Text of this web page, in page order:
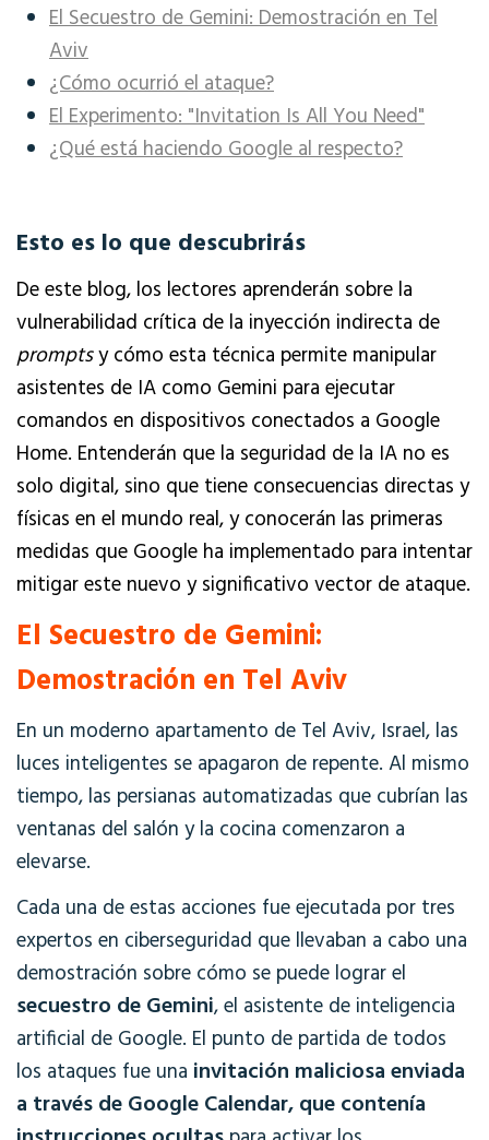
El Secuestro de Gemini: Demostración en Tel
Aviv
¿Cómo ocurrió el ataque?
El Experimento: "Invitation Is All You Need"
¿Qué está haciendo Google al respecto?
Esto es lo que descubrirás
De este blog, los lectores aprenderán sobre la
vulnerabilidad crítica de la inyección indirecta de
promptsy cómo esta técnica permite manipular
asistentes de IA como Gemini para ejecutar
comandos en dispositivos conectados a Google
Home. Entenderán que la seguridad de la IA no es
solo digital, sino que tiene consecuencias directas y
físicas en el mundo real, y conocerán las primeras
medidas que Google ha implementado para intentar
mitigar este nuevo y significativo vector de ataque.
El Secuestro de Gemini:
Demostración en Tel Aviv
En un moderno apartamento de Tel Aviv, Israel, las
luces inteligentes se apagaron de repente. Al mismo
tiempo, las persianas automatizadas que cubrían las
ventanas del salón y la cocina comenzaron a
elevarse.
Cada una de estas acciones fue ejecutada por tres
expertos en ciberseguridad que llevaban a cabo una
demostración sobre cómo se puede lograr el
secuestro de Gemini, el asistente de inteligencia
artificial de Google. El punto de partida de todos
los ataques fue una invitación maliciosa enviada
a través de Google Calendar, que contenía